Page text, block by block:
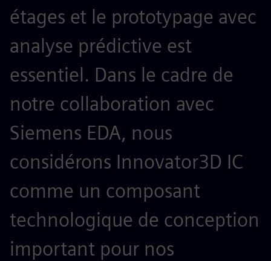
étages et le prototypage avec
analyse prédictive est
essentiel. Dans le cadre de
notre collaboration avec
Siemens EDA, nous
considérons Innovator3D IC
comme un composant
technologique de conception
important pour nos